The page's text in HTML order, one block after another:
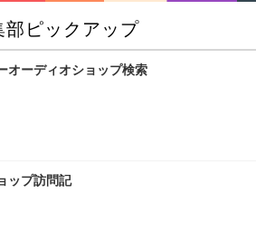
部ピックアップ
オーディオショップ検索
ップ訪問記